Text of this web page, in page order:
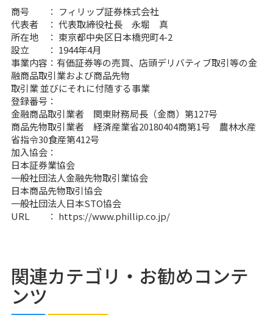
商号 ： フィリップ証券株式会社
代表者 ： 代表取締役社長 永堀 真
所在地 ： 東京都中央区日本橋兜町4-2
設立 ： 1944年4月
事業内容：有価証券等の売買、店頭デリバティブ取引等の金
融商品取引業および商品先物
取引業 並びにそれに付随する事業
登録番号：
金融商品取引業者 関東財務局長（金商）第127号
商品先物取引業者 経済産業省20180404商第1号 農林水産
省指令30食産第412号
加入協会：
日本証券業協会
一般社団法人金融先物取引業協会
日本商品先物取引協会
一般社団法人日本STO協会
URL ： https://www.phillip.co.jp/
関連カテゴリ・お勧めコンテ
ンツ